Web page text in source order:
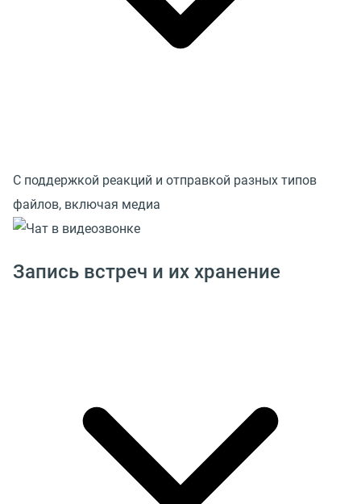
С поддержкой реакций и отправкой разных типов
файлов, включая медиа
Запись встреч и их хранение